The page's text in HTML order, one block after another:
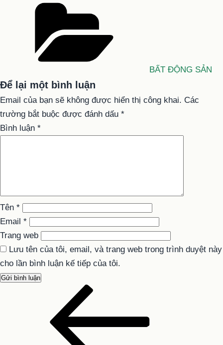
BẤT ĐỘNG SẢN
Để lại một bình luận
Email của bạn sẽ không được hiển thị công khai. Các
trường bắt buộc được đánh dấu *
Bình luận *
Tên *
Email *
Trang web
Lưu tên của tôi, email, và trang web trong trình duyệt này
cho lần bình luận kế tiếp của tôi.